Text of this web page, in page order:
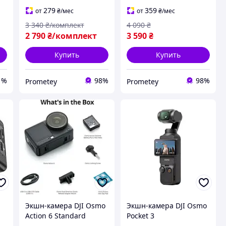
от279 ₴/мес
2 790 ₴/комплект
3 340 ₴/комплект
Купить
Prometey 98%
от359₴/мес
3 590₴
4 090 ₴
Купить
Prometey 98%
Экшн-камера DJI Osmo
Action 6 Standard
Экшн-камера DJI Osmo
Pocket 3